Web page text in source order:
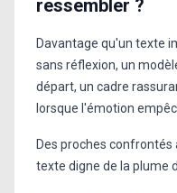
ressembler ?
Davantage qu'un texte
sans réflexion, un
départ, un cadre
lorsque l'émotion
Des proches
texte digne de la plume